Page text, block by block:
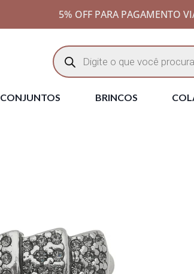
5% OFF PARA PAGAMENTO
CONJUNTOS BRINCOS